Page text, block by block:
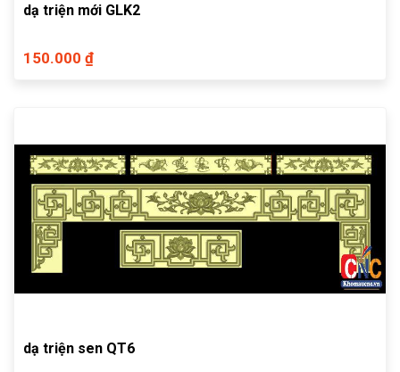
dạ triện mới GLK2
150.000 ₫
dạ triện sen QT6